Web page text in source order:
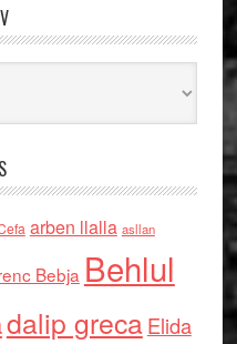
arben llalla asllan
Bebja Behlul
dalip grecaElida